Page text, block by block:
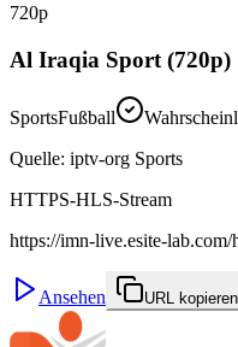
720p
Al Iraqia Sport (720p)
SportsFußball
Quelle: iptv-org Sports
HTTPS-HLS-Stream
https://imn-live.esite-
Ansehen URL kopieren